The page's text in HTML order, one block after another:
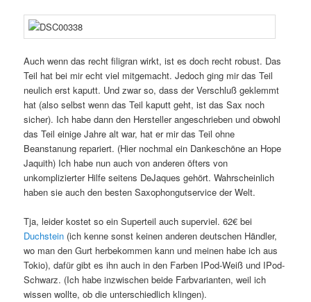
Auch wenn das recht filigran wirkt, ist es doch recht robust. Das
Teil hat bei mir echt viel mitgemacht. Jedoch ging mir das Teil
neulich erst kaputt. Und zwar so, dass der Verschluß geklemmt
hat (also selbst wenn das Teil kaputt geht, ist das Sax noch
sicher). Ich habe dann den Hersteller angeschrieben und obwohl
das Teil einige Jahre alt war, hat er mir das Teil ohne
Beanstanung repariert. (Hier nochmal ein Dankeschöne an Hope
Jaquith) Ich habe nun auch von anderen öfters von
unkomplizierter Hilfe seitens DeJaques gehört. Wahrscheinlich
haben sie auch den besten Saxophongutservice der Welt.
Tja, leider kostet so ein Superteil auch superviel. 62€ bei
Duchstein (ich kenne sonst keinen anderen deutschen Händler,
wo man den Gurt herbekommen kann und meinen habe ich aus
Tokio), dafür gibt es ihn auch in den Farben IPod-Weiß und IPod-
Schwarz. (Ich habe inzwischen beide Farbvarianten, weil ich
wissen wollte, ob die unterschiedlich klingen).